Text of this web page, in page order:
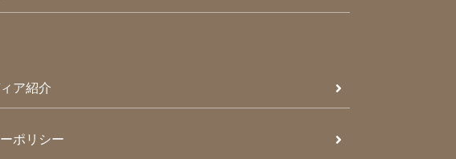
ア紹介
ポリシー